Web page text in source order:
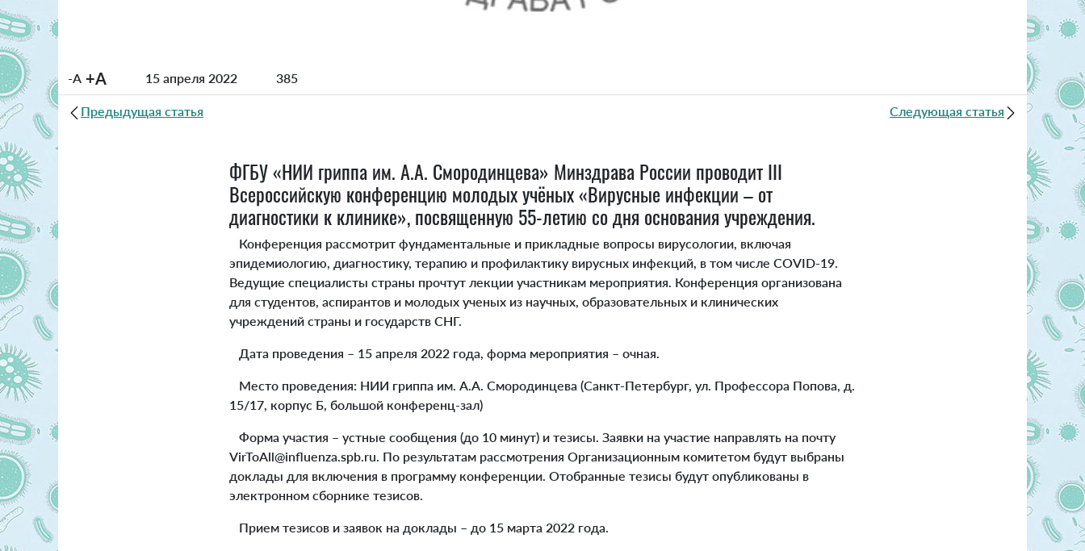
-A +A 15 апреля 2022 385
Предыдущая статья Следующая статья
ФГБУ «НИИ гриппа им. А.А. Смородинцева» Минздрава России проводит III
Всероссийскую конференцию молодых учёных «Вирусные инфекции – от
диагностики к клинике», посвященную 55-летию со дня основания учреждения.
Конференция рассмотрит фундаментальные и прикладные вопросы вирусологии, включая
эпидемиологию, диагностику, терапию и профилактику вирусных инфекций, в том числе COVID-19.
Ведущие специалисты страны прочтут лекции участникам мероприятия. Конференция организована
для студентов, аспирантов и молодых ученых из научных, образовательных и клинических
учреждений страны и государств СНГ.
Дата проведения – 15 апреля 2022 года, форма мероприятия – очная.
Место проведения: НИИ гриппа им. А.А. Смородинцева (Санкт-Петербург, ул. Профессора Попова, д.
15/17, корпус Б, большой конференц-зал)
Форма участия – устные сообщения (до 10 минут) и тезисы. Заявки на участие направлять на почту
VirToAll@influenza.spb.ru. По результатам рассмотрения Организационным комитетом будут выбраны
доклады для включения в программу конференции. Отобранные тезисы будут опубликованы в
электронном сборнике тезисов.
Прием тезисов и заявок на доклады – до 15 марта 2022 года.